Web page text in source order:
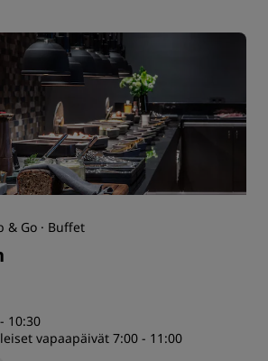
& Go · Buffet
10:30
vapaapäivät 7:00 - 11:00